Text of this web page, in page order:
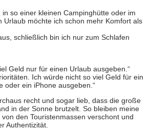
in so einer kleinen Campinghütte oder im
Urlaub möchte ich schon mehr Komfort als
schließlich bin ich nur zum Schlafen
Geld nur für einen Urlaub ausgeben.“
Ich würde nicht so viel Geld für ein
oder ein iPhone ausgeben.“
recht und sogar lieb, dass die große
in der Sonne brutzelt. So bleiben meine
den Touristenmassen verschont und
Authentizität.